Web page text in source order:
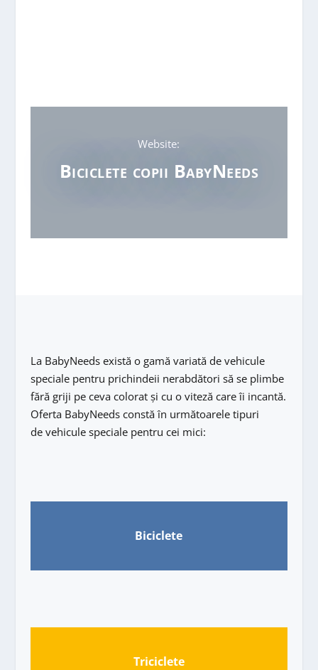
Website:
Biciclete copii BabyNeeds
La BabyNeeds există o gamă variată de vehicule
speciale pentru prichindeii nerabdători să se plimbe
fără griji pe ceva colorat și cu o viteză care îi incantă.
Oferta BabyNeeds constă în următoarele tipuri
de vehicule speciale pentru cei mici:
Biciclete
Triciclete